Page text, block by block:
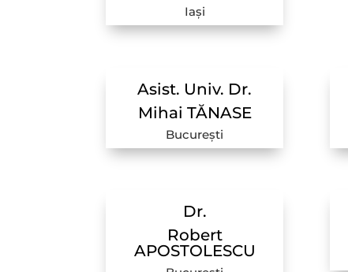
Iași
Asist. Univ. Dr.
Mihai TĂNASE
București
Dr.
Robert
APOSTOLESCU